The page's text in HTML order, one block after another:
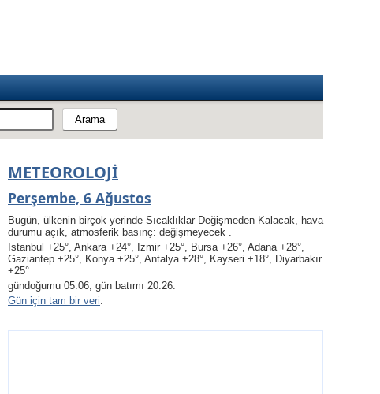
METEOROLOJI
Perşembe, 6 Ağustos
Bugün, ülkenin birçok yerinde Sıcaklıklar Değişmeden Kalacak, hava
durumu açık, atmosferik basınç: değişmeyecek .
Istanbul +25°, Ankara +24°, Izmir +25°, Bursa +26°, Adana +28°,
Gaziantep +25°, Konya +25°, Antalya +28°, Kayseri +18°, Diyarbakır
+25°
gündoğumu 05:06, gün batımı 20:26.
Gün için tam bir veri.